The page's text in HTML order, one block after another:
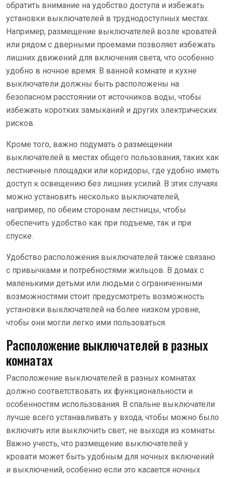
обратить внимание на удобство доступа и избежать
установки выключателей в труднодоступных местах.
Например, размещение выключателей возле кроватей
или рядом с дверными проемами позволяет избежать
лишних движений для включения света, что особенно
удобно в ночное время. В ванной комнате и кухне
выключатели должны быть расположены на
безопасном расстоянии от источников воды, чтобы
избежать коротких замыканий и других электрических
рисков.
Кроме того, важно подумать о размещении
выключателей в местах общего пользования, таких как
лестничные площадки или коридоры, где удобно иметь
доступ к освещению без лишних усилий. В этих случаях
можно установить несколько выключателей,
например, по обеим сторонам лестницы, чтобы
обеспечить удобство как при подъеме, так и при
спуске.
Удобство расположения выключателей также связано
с привычками и потребностями жильцов. В домах с
маленькими детьми или людьми с ограниченными
возможностями стоит предусмотреть возможность
установки выключателей на более низком уровне,
чтобы они могли легко ими пользоваться.
Расположение выключателей в разных
комнатах
Расположение выключателей в разных комнатах
должно соответствовать их функциональности и
особенностям использования. В спальне выключатели
лучше всего устанавливать у входа, чтобы можно было
включить или выключить свет, не выходя из комнаты.
Важно учесть, что размещение выключателей у
кровати может быть удобным для ночных включений
и выключений, особенно если это касается ночных